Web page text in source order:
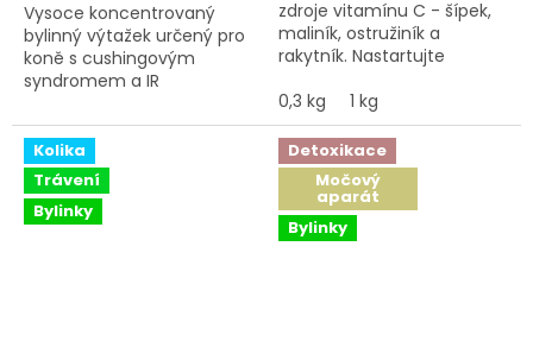
Vysoce koncentrovaný
bylinný výtažek určený pro
koně s cushingovým
syndromem a IR
zdroje vitamínu C - šípek,
maliník, ostružiník a
rakytník. Nastartujte
skvělou cenu.
0,3 kg 1 kg
Kolika
Trávení
Bylinky
Detoxikace
Močový
aparát
Bylinky